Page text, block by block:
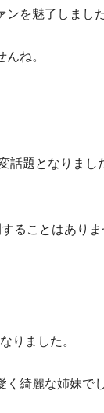
を魅了しました
ね。
題となりま
ることはありま
りました。
綺麗な姉妹で